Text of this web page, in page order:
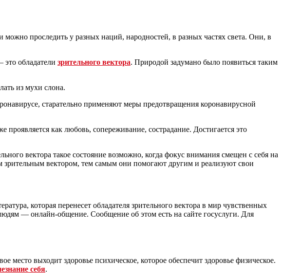
можно проследить у разных наций, народностей, в разных частях света. Они, в
обладатели зрительного вектора. Природой задумано было появиться таким
из мухи слона.
старательно применяют меры предотвращения коронавирусной
проявляется как любовь, сопереживание, сострадание. Достигается это
вектора такое состояние возможно, когда фокус внимания смещен с себя на
вектором, тем самым они помогают другим и реализуют свои
которая перенесет обладателя зрительного вектора в мир чувственных
— онлайн-общение. Сообщение об этом есть на сайте госуслуги. Для
место выходит здоровье психическое, которое обеспечит здоровье физическое.
себя.